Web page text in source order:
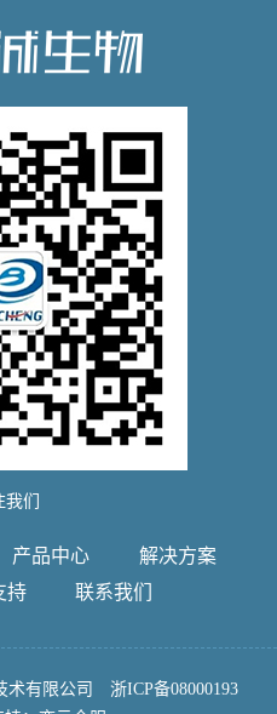
我们
产品中心
解决方案
持 联系我们
术有限公司 浙ICP备08000193